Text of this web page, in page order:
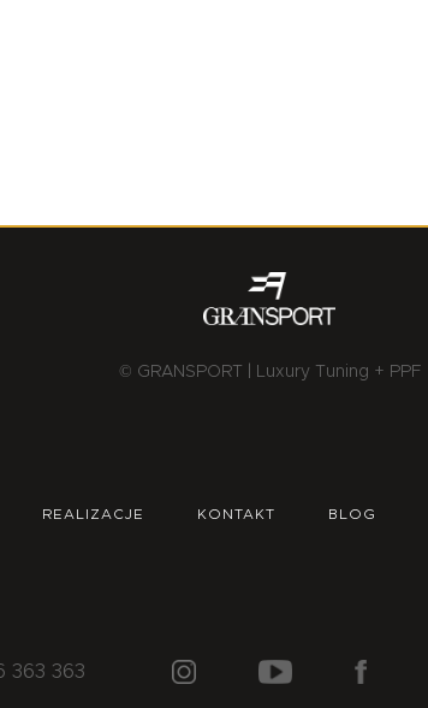
© GRANSPORT | Luxury Tuning + PPF
REALIZACJE KONTAKT BLOG
363 363